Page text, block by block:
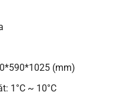
(mm)
1°C ~ 10°C